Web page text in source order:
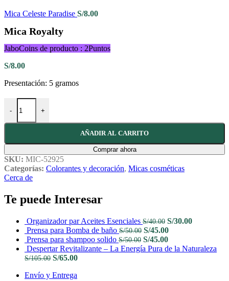
Mica Celeste Paradise S/8.00
Mica Royalty
JaboCoins de producto : 2Puntos
S/8.00
Presentación: 5 gramos
-
Mica Royalty cantidad
+
AÑADIR AL CARRITO
Comprar ahora
SKU: MIC-52925
Categorías: Colorantes y decoración, Micas cosméticas
Cerca de
Te puede Interesar
Organizador par Aceites Esenciales S/40.00 El
precio
original
era:
S/30.00El
es:
Prensa para Bomba de baño S/50.00 El
precio
original
S/45.00El
actual
Prensa para shampoo solido S/50.00 El
precio
S/45.00El
precio
Despertar Revitalizante – La Energía Pura de la Naturaleza
S/105.00 El
original
S/65.00El
Envío y Entrega